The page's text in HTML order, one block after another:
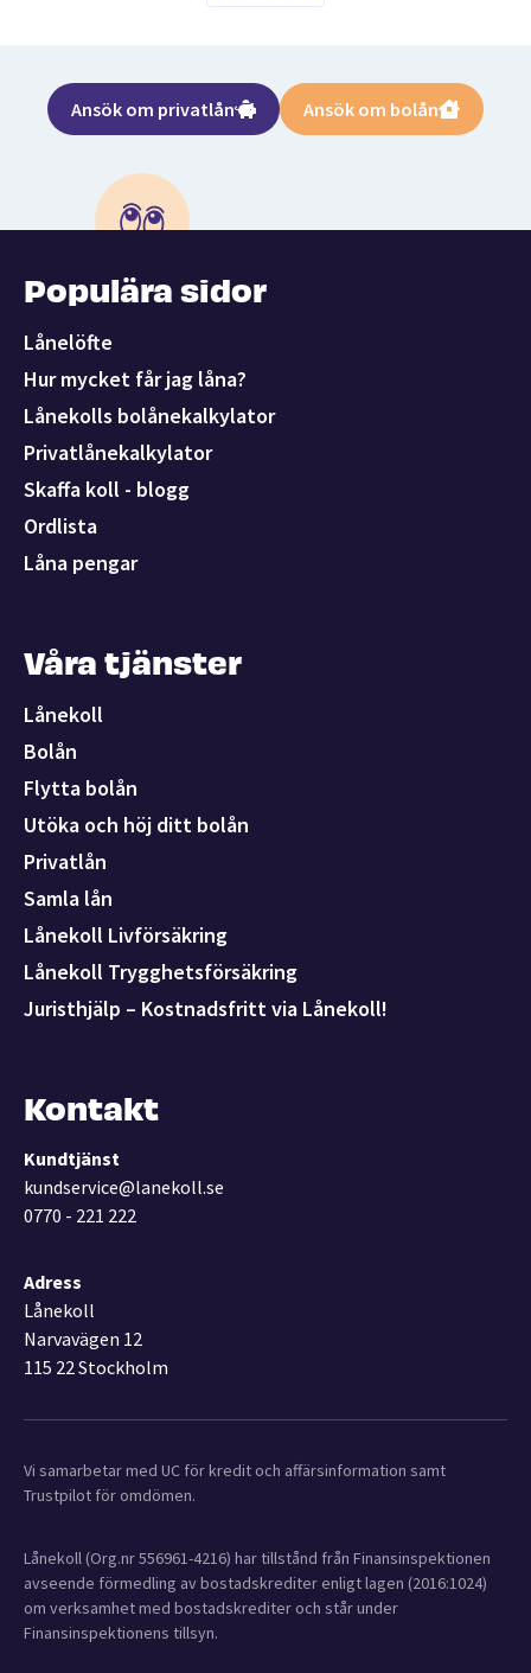
Ansök om privatlån Ansök om bolån
Populära sidor
Lånelöfte
Hur mycket får jag låna?
Lånekolls bolånekalkylator
Privatlånekalkylator
Skaffa koll - blogg
Ordlista
Låna pengar
Våra tjänster
Lånekoll
Bolån
Flytta bolån
Utöka och höj ditt bolån
Privatlån
Samla lån
Lånekoll Livförsäkring
Lånekoll Trygghetsförsäkring
Juristhjälp – Kostnadsfritt via Lånekoll!
Kontakt
Kundtjänst
kundservice@lanekoll.se
0770 - 221 222
Adress
Lånekoll
Narvavägen 12
115 22 Stockholm
Vi samarbetar med UC för kredit och affärsinformation samt
Trustpilot för omdömen.
Lånekoll (Org.nr 556961-4216) har tillstånd från Finansinspektionen
avseende förmedling av bostadskrediter enligt lagen (2016:1024)
om verksamhet med bostadskrediter och står under
Finansinspektionens tillsyn.